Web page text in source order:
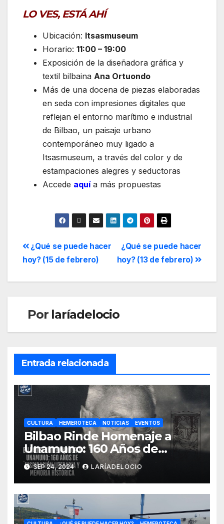
LO VES, ESTÁ AHÍ
Ubicación: Itsasmuseum
Horario: 11:00 – 19:00
Exposición de la diseñadora gráfica y
textil bilbaina Ana Ortuondo
Más de una docena de piezas elaboradas
en seda con impresiones digitales que
reflejan el entorno marítimo e industrial
de Bilbao, un paisaje urbano
contemporáneo muy ligado a
Itsasmuseum, a través del color y de
estampaciones alegres y seductoras
Accede aquí a más propuestas
¿Qué se puede hacer
hoy? (13 de febrero)
¿Qué se puede hacer
hoy? (15 de febrero)
Por laríadelocio
Entrada relacionada
CULTURA HEMEROTECA NOTICIAS EVENTOS
Bilbao Rinde Homenaje a
Unamuno: 160 Años de
Legado Literario y 150 Años
de Resiliencia
SEP 24, 2024 LARÍADELOCIO